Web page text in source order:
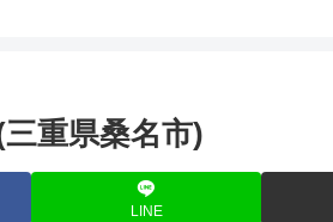
重県桑名市)
LINE